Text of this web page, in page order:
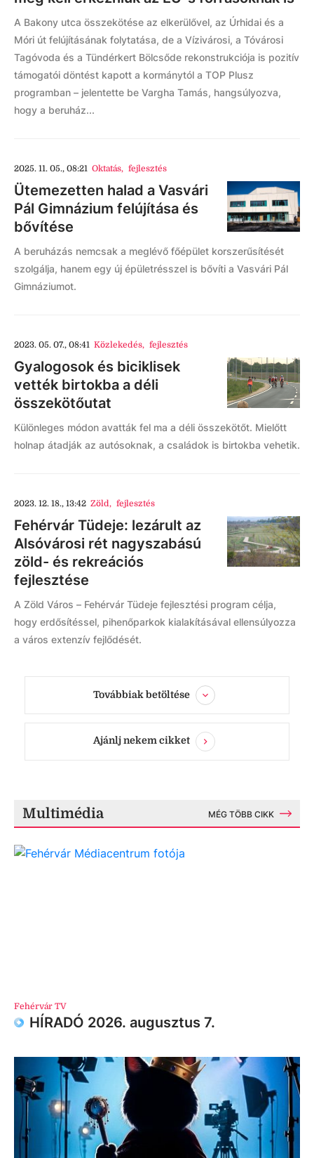
A Bakony utca összekötése az elkerülővel, az Úrhidai és a
Móri út felújításának folytatása, de a Vízivárosi, a Tóvárosi
Tagóvoda és a Tündérkert Bölcsőde rekonstrukciója is pozitív
támogatói döntést kapott a kormánytól a TOP Plusz
programban – jelentette be Vargha Tamás, hangsúlyozva,
hogy a beruház...
2025. 11. 05., 08:21 Oktatás, fejlesztés
Ütemezetten halad a Vasvári
Pál Gimnázium felújítása és
bővítése
A beruházás nemcsak a meglévő főépület korszerűsítését
szolgálja, hanem egy új épületrésszel is bővíti a Vasvári Pál
Gimnáziumot.
2023. 05. 07., 08:41 Közlekedés, fejlesztés
Gyalogosok és biciklisek
vették birtokba a déli
összekötőutat
Különleges módon avatták fel ma a déli összekötőt. Mielőtt
holnap átadják az autósoknak, a családok is birtokba vehetik.
2023. 12. 18., 13:42 Zöld, fejlesztés
Fehérvár Tüdeje: lezárult az
Alsóvárosi rét nagyszabású
zöld- és rekreációs
fejlesztése
A Zöld Város – Fehérvár Tüdeje fejlesztési program célja,
hogy erdősítéssel, pihenőparkok kialakításával ellensúlyozza
a város extenzív fejlődését.
Továbbiak betöltése
Ajánlj nekem cikket
Multimédia MÉG TÖBB CIKK
Fehérvár TV
HÍRADÓ 2026. augusztus 7.